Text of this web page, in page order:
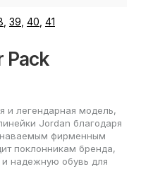
39 40 41
Pack
и легендарная модель,
Jordan благодаря
фирменным
поклонникам бренда,
надежную обувь для